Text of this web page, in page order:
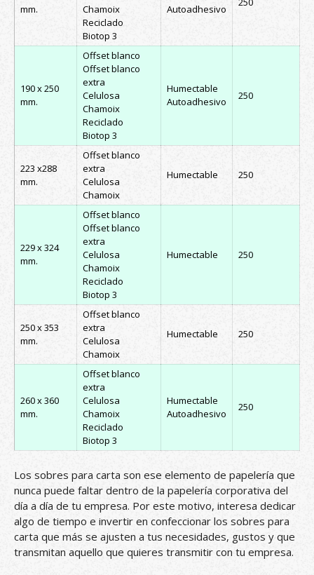
mm.
Chamoix
Reciclado
Biotop 3
Autoadhesivo
190 x 250
mm.
Offset blanco
Offset blanco
extra
Celulosa
Chamoix
Reciclado
Biotop 3
Humectable
Autoadhesivo
250
223 x288
mm.
Offset blanco
extra
Celulosa
Chamoix
Humectable 250
229 x 324
mm.
Offset blanco
Offset blanco
extra
Celulosa
Chamoix
Reciclado
Biotop 3
Humectable 250
250 x 353
mm.
Offset blanco
extra
Celulosa
Chamoix
Humectable 250
260 x 360
mm.
Offset blanco
extra
Celulosa
Chamoix
Reciclado
Biotop 3
Humectable
Autoadhesivo
250
Los sobres para carta son ese elemento de papelería que
nunca puede faltar dentro de la papelería corporativa del
día a día de tu empresa. Por este motivo, interesa dedicar
algo de tiempo e invertir en confeccionar los sobres para
carta que más se ajusten a tus necesidades, gustos y que
transmitan aquello que quieres transmitir con tu empresa.